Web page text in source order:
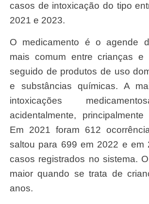
casos de intoxicação do tipo
2021 e 2023.
O medicamento é o agende de intoxicação
mais comum entre crianças e
seguido de produtos de uso
e substâncias químicas. A
intoxicações
acidentalmente,
Em 2021 foram 612
saltou para 699 em 2022 e em
casos registrados no sistema.
maior quando se trata de
anos.